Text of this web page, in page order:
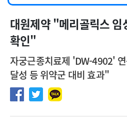
[이대목동병원] 하반기 전공의(레지던트1
[서울아산병원] 2026년 하반기 인턴 모집
[영남대학교의료원] 마취통증의학과 임기
대원제약 "메리골릭스 임
확인"
자궁근종치료제 'DW-4902' 연
달성 등 위약군 대비 효과"